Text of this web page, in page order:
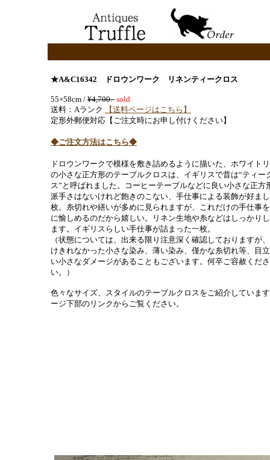
★A&C16342 ドロウンワーク リネンティークロス
55×58cm / ¥4,700.- sold
送料：Aランク
【送料ページはこちら】
定形外郵便対応【ご注文時にお申し付けください】
◆ご注文方法はこちら◆
ドロウンワークで模様を敷き詰めるように描いた、ホワイト
の小さな正方形のテーブルクロスは、イギリスで昔は“ティー
ス”と呼ばれました。コーヒーテーブルなどに良い小さな正方
派手さはないけれど飽きのこない、手仕事による装飾が好ま
枚。糸切れや繕いが多めに見られますが、これだけの手仕事
に愉しめるのだから嬉しい。リネン生地や糸などはしっかり
ます。イギリスらしい手仕事が詰まった一枚。
（状態については、出来る限り注意深く確認しておりますが
けきれなかった小さな染み、薄い染み、僅かな糸切れ等、目
い小さなダメージがあることもございます。何卒ご容赦くださ
い。）
色々なサイズ、スタイルのテーブルクロスをご紹介していま
ージ下部のリンクからご覧ください。